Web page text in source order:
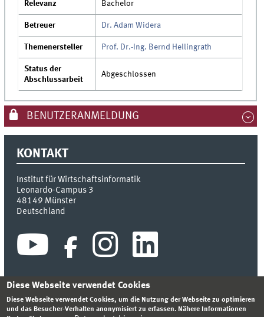
Relevanz Bachelor
Betreuer Dr. Adam Widera
Themenersteller Prof. Dr.-Ing. Bernd Hellingrath
Status der
Abschlussarbeit
Abgeschlossen
BENUTZERANMELDUNG
KONTAKT
Institut für Wirtschaftsinformatik
Leonardo-Campus 3
48149 Münster
Deutschland
INDEX SITEMAP KONTAKT ANMELDEN
IMPRESSUM
Diese Webseite verwendet Cookies
Diese Webseite verwendet Cookies, um die Nutzung der Webseite zu optimieren
und das Besucher-Verhalten anonymisiert zu erfassen. Nähere Informationen